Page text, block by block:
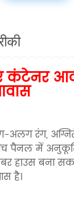
अलग रंग,
पैनल में
हाउस बना
है।